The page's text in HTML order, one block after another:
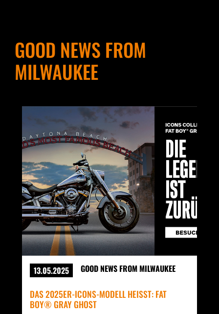
GOOD NEWS FROM
MILWAUKEE
13.05.2025 GOOD NEWS FROM MILWAUKEE
DAS 2025ER-ICONS-MODELL HEISST: FAT B
OY® GRAY GHOST